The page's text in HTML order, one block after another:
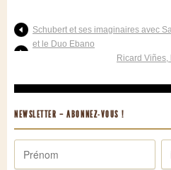
Schubert et ses imaginaires avec
et le Duo Ebano
Ricard Viñes,
NEWSLETTER – ABONNEZ-VOUS !